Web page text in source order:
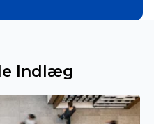
Indlæg